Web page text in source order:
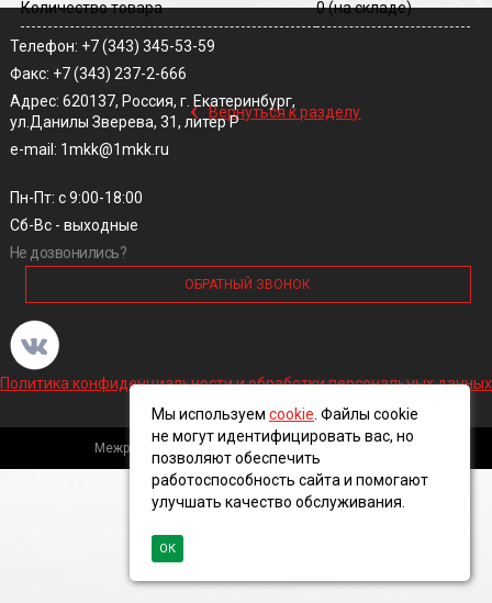
Количество товара 0(на складе)
‹ Вернуться к разделу
Телефон: +7 (343) 345-53-59
Факс: +7 (343) 237-2-666
Адрес: 620137, Россия, г. Екатеринбург,
ул.Данилы Зверева, 31, литер Р
e-mail: 1mkk@1mkk.ru
Пн-Пт: с 9:00-18:00
Сб-Вс - выходные
Не дозвонились?
ОБРАТНЫЙ ЗВОНОК
Политика конфиденциальности и обработки персональных данных
Межрегиональная кабельная компания, 2016 ©
Мы используем cookie . Файлы cookie
не могут идентифицировать вас, но
позволяют обеспечить
работоспособность сайта и помогают
улучшать качество обслуживания.
ОК